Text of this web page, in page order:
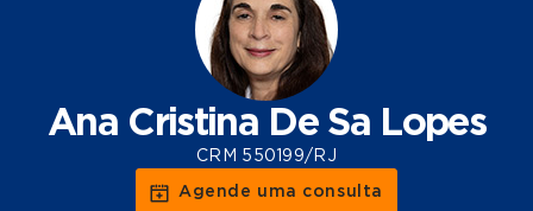
Ana Cristina De Sa Lopes
CRM 550199/RJ
Agende uma consulta